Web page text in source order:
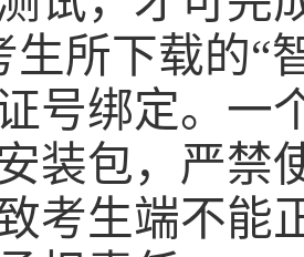
生所下载的“
号绑定。 一
装包，严禁
考生端不能